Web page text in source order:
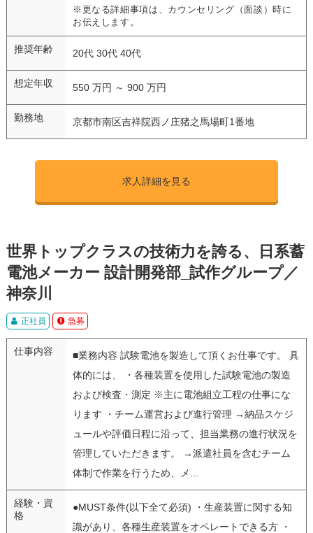
※更なる詳細事項は、カウンセリング（面談）時に
お伝えします。
推奨年齢 20代 30代 40代
想定年収 550 万円 ～ 900 万円
勤務地 京都市南区吉祥院西ノ庄猪之馬場町1番地
求人詳細を見る
世界トップクラスの技術力を誇る、日系蓄
電池メーカー 設計開発部_試作グループ／
神奈川
正社員 急募
仕事内容
■業務内容 試験電池を製造して頂くお仕事です。 具
体的には、 ・各種装置を使用した試験電池の製造
および検査・測定 ※主に電池組立工程の仕事にな
ります ・チーム運営および進行管理 →納品スケジ
ュールや評価日程に沿って、担当業務の進行状況を
管理していただきます。 →派遣社員を含むチーム
体制で作業を行うため、メ...
経験・資
格
●MUST条件(以下全て必須) ・生産装置に関する知
識があり、各種生産装置をオペレートできる方 ・